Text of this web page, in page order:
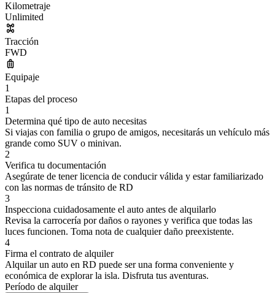
Kilometraje
Unlimited
Tracción
FWD
Equipaje
1
Etapas del proceso
1
Determina qué tipo de auto necesitas
Si viajas con familia o grupo de amigos, necesitarás un vehículo más
grande como SUV o minivan.
2
Verifica tu documentación
Asegúrate de tener licencia de conducir válida y estar familiarizado
con las normas de tránsito de RD
3
Inspecciona cuidadosamente el auto antes de alquilarlo
Revisa la carrocería por daños o rayones y verifica que todas las
luces funcionen. Toma nota de cualquier daño preexistente.
4
Firma el contrato de alquiler
Alquilar un auto en RD puede ser una forma conveniente y
económica de explorar la isla. Disfruta tus aventuras.
Período de alquiler